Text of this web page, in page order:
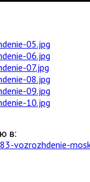
в:
vozrozhdenie-